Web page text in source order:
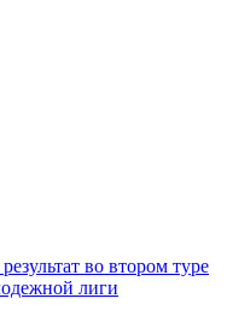
во втором туре
лиги